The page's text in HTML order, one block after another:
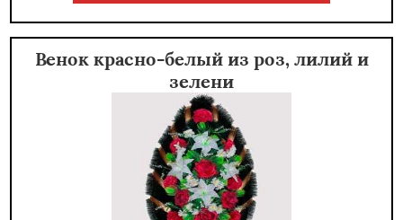
Венок красно-белый из роз, лилий и
зелени